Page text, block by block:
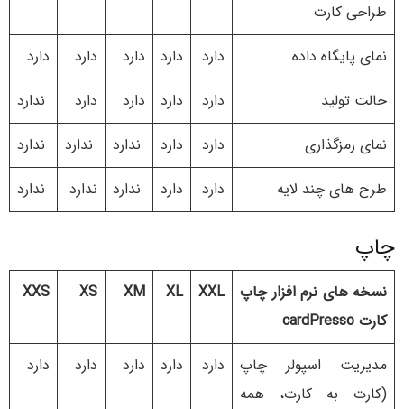
طراحی کارت
نمای پایگاه داده دارد دارد دارد دارد
دارد
حالت تولید
دارد دارد دارد دارد
ندارد
نمای رمزگذاری
دارد دارد ندارد ندارد
ندارد
طرح های چند لایه
دارد دارد ندارد ندارد ندارد
چاپ
نسخه های نرم افزار چاپ
کارت cardPresso
XXL
XL
XM
XS
XXS
مدیریت اسپولر چاپ
(کارت به کارت، همه
دارد دارد دارد دارد دارد